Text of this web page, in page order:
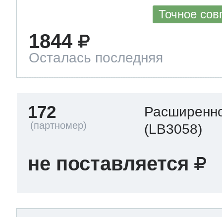
Точное
1844
Осталась последняя
172
(LB3058)
не поставляется